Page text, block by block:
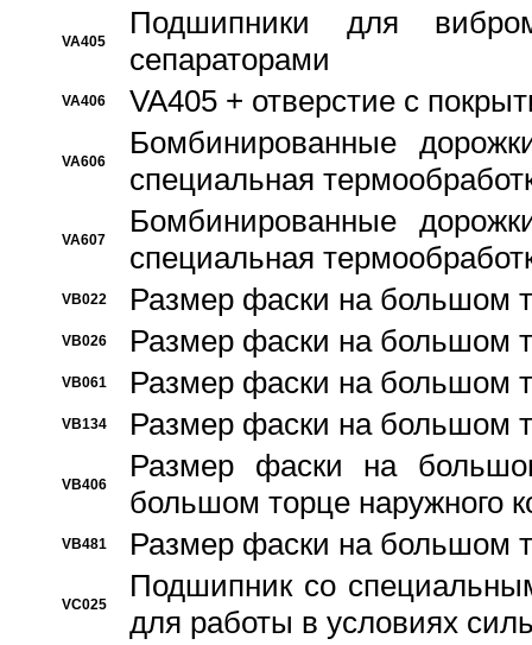
VA405
Подшипники для
сепараторами
VA406 VA405 + отверстие с
VA606
Бомбинированные
специальная
VA607
Бомбинированные
специальная
VB022 Размер фаски на большом
VB026 Размер фаски на большом
VB061 Размер фаски на большом
VB134 Размер фаски на большом
VB406
Размер фаски на
большом торце наружного
VB481 Размер фаски на большом
VC025
Подшипник со
для работы в условиях